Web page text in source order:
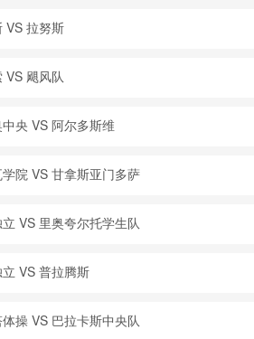
VS 拉努斯
VS 飓风队
央 VS 阿尔多斯维
院 VS 甘拿斯亚门多萨
VS 里奥夸尔托学生队
VS 普拉腾斯
操 VS 巴拉卡斯中央队